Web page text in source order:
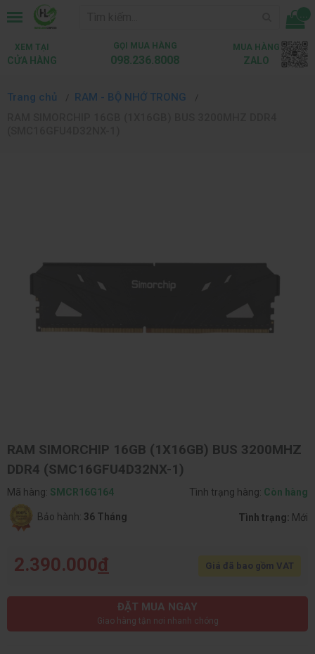
...
XEM TẠI
CỬA HÀNG
GỌI MUA HÀNG
098.236.8008
MUA HÀNG
ZALO
Trang chủ
RAM - BỘ NHỚ TRONG
RAM SIMORCHIP 16GB (1X16GB) BUS 3200MHZ
DDR4 (SMC16GFU4D32NX-1)
Mã hàng: SMCR16G164 Tình trạng hàng: Còn hàng
Bảo hành: 36 Tháng Tình trạng: Mới
2.390.000đ Giá đã bao gồm VAT
ĐẶT MUA NGAY
Giao hàng tận nơi nhanh chóng